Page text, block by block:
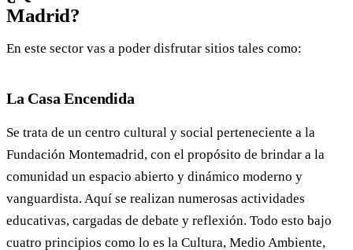
Madrid?
En este sector vas a poder disfrutar sitios tales como:
La Casa Encendida
Se trata de un centro cultural y social perteneciente a la
Fundación Montemadrid, con el propósito de brindar a la
comunidad un espacio abierto y dinámico moderno y
vanguardista. Aquí se realizan numerosas actividades
educativas, cargadas de debate y reflexión. Todo esto bajo
cuatro principios como lo es la Cultura, Medio Ambiente,